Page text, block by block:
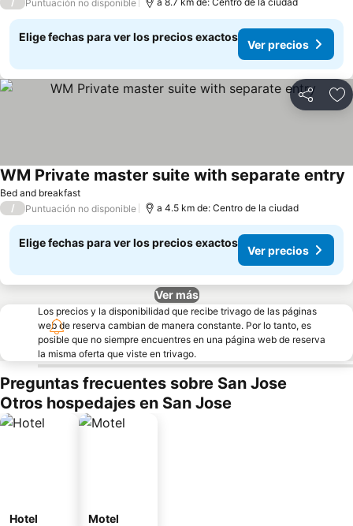
Puntuación no disponible
Elige fechas para ver los precios exactos
Ver precios
Compartir
Bed and breakfast
WM Private master suite with separate entry
/ Puntuación no disponible a 4.5 km de: Centro de la ciudad
Elige fechas para ver los precios exactos
Ver precios
Ver más
Los precios y la disponibilidad que recibe trivago de las páginas
web de reserva cambian de manera constante. Por lo tanto, es
posible que no siempre encuentres en una página web de reserva
la misma oferta que viste en trivago.
Preguntas frecuentes sobre San Jose
Otros hospedajes en San Jose
Hotel Motel